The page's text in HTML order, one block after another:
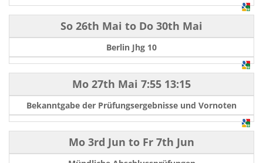
So 26th Mai to Do 30th Mai
Berlin Jhg 10
Mo 27th Mai 7:55 13:15
Bekanntgabe der Prüfungsergebnisse und Vornoten
Mo 3rd Jun to Fr 7th Jun